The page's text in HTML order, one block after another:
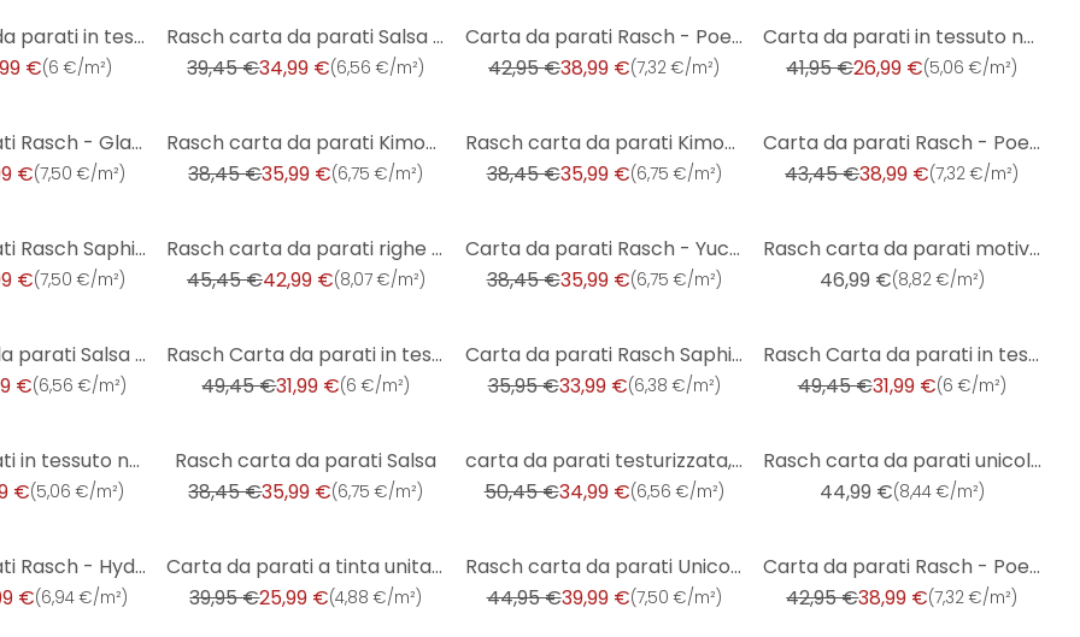
Rasch Carta da parati in tessuto non tessuto - African Queen III
€(6 €/m²)
Rasch carta da parati Salsa - Unicolor
39,45 €34,99 €(6,56 €/m²)
Carta da parati Rasch - Poetry II
42,95 €38,99 €(7,32 €/m²)
Carta da parati in tessuto non tessuto Rasch, carta da parati unitaria Indian Style verde salvia chi
41,95 €26,99 €(5,06 €/m²)
Carta da parati Rasch - Glam
€(7,50 €/m²)
Rasch carta da parati Kimono - Cappuccino
38,45 €35,99 €(6,75 €/m²)
Rasch carta da parati Kimono
38,45 €35,99 €(6,75 €/m²)
Carta da parati Rasch - Poetry II righe
43,45 €38,99 €(7,32 €/m²)
Carta da parati Rasch Saphira - Barocco
€(7,50 €/m²)
Rasch carta da parati righe Trianon XIII
45,45 €42,99 €(8,07 €/m²)
Carta da parati Rasch - Yucatan
38,45 €35,99 €(6,75 €/m²)
Rasch carta da parati motivi - Florentine III righe
46,99 €(8,82 €/m²)
Rasch carta da parati Salsa - Unicolor
€(6,56 €/m²)
Rasch Carta da parati in tessuto non tessuto - African Queen III
49,45 €31,99 €(6 €/m²)
Carta da parati Rasch Saphira righe
35,95 €33,99 €(6,38 €/m²)
Rasch Carta da parati in tessuto non tessuto - African Queen III
49,45 €31,99 €(6 €/m²)
Carta da parati in tessuto non tessuto Rasch, carta da parati per unità abitativa Indian Style giall
€(5,06 €/m²)
Rasch carta da parati Salsa
38,45 €35,99 €(6,75 €/m²)
carta da parati testurizzata, carta da parati a effetto Factory V oro
50,45 €34,99 €(6,56 €/m²)
Rasch carta da parati unicolor - Florentine III
44,99 €(8,44 €/m²)
Carta da parati Rasch - Hyde Park - Multicolore
€(6,94 €/m²)
Carta da parati a tinta unita Paraiso, carta da parati in tessuto non tessuto Paraiso blu
39,95 €25,99 €(4,88 €/m²)
Rasch carta da parati Unicolor - Sophia
44,95 €39,99 €(7,50 €/m²)
Carta da parati Rasch - Poetry II beige
42,95 €38,99 €(7,32 €/m²)